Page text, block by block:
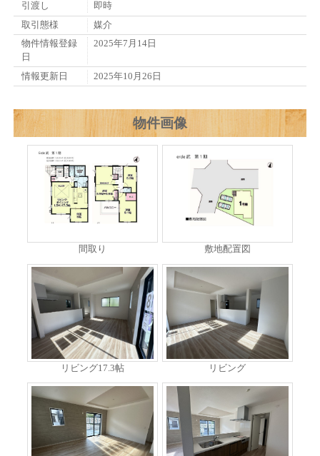
引渡し
即時
取引態様
媒介
物件情報登録
日
2025年7月14日
情報更新日 2025年10月26日
物件画像
間取り 敷地配置図
リビング17.3帖 リビング